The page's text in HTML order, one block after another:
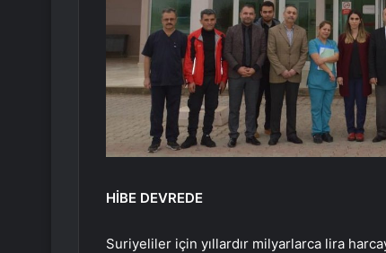
HİBE DEVREDE
Suriyeliler için yıllardır milyarlarca lira